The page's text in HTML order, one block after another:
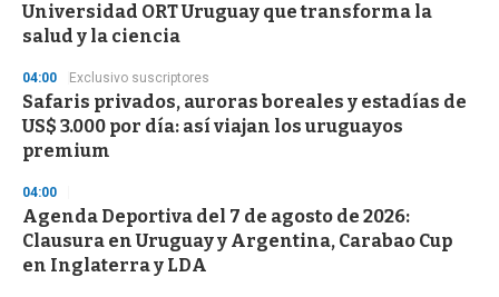
Universidad ORT Uruguay que transforma la
salud y la ciencia
04:00 Exclusivo suscriptores
Safaris privados, auroras boreales y estadías de
US$ 3.000 por día: así viajan los uruguayos
premium
04:00
Agenda Deportiva del 7 de agosto de 2026:
Clausura en Uruguay y Argentina, Carabao Cup
en Inglaterra y LDA